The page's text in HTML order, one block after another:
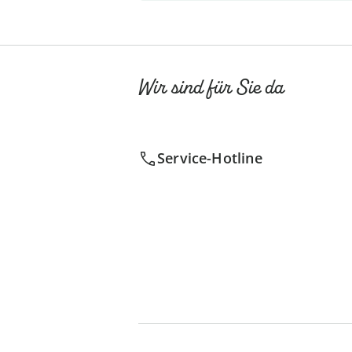
Wir sind für Sie da
Service-Hotline